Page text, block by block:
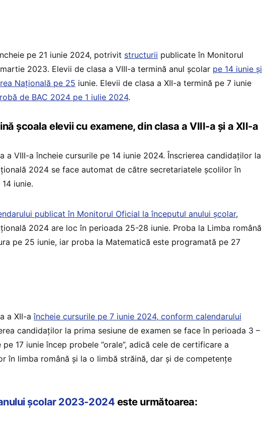
pe 21 iunie 2024, potrivit structurii publicate în Monitorul
2023. Elevii de clasa a VIII-a termină anul școlar pe 14 iunie și
Națională pe 25 iunie. Elevii de clasa a XII-a termină pe 7 iunie
de BAC 2024 pe 1 iulie 2024.
școala elevii cu examene, din clasa a VIII-a și a XII-a
a VIII-a încheie cursurile pe 14 iunie 2024. Înscrierea candidaților la
2024 se face automat de către secretariatele școlilor în
iunie.
publicat în Monitorul Oficial la începutul anului școlar,
2024 are loc în perioada 25-28 iunie. Proba la Limba română
pe 25 iunie, iar proba la Matematică este programată pe 27
a XII-aîncheie cursurile pe 7 iunie 2024, conform calendarului
candidaților la prima sesiune de examen se face în perioada 3 –
pe 17 iunie încep probele ”orale”, adică cele de certificare a
în limba română și la o limbă străină, dar și de competențe
școlar 2023-2024 este următoarea: